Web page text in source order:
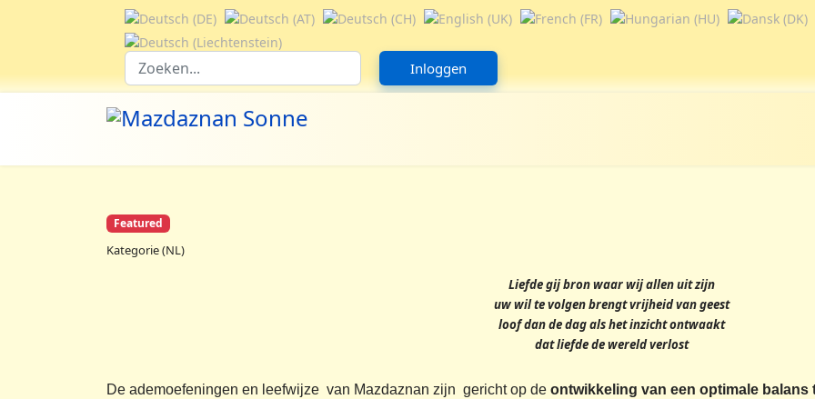
Selecteer de taal
Suchfeld
Inloggen
Featured
Kategorie (NL)
Liefde gij bron waar wij allen uit zijn
uw wil te volgen brengt vrijheid van geest
loof dan de dag als het inzicht ontwaakt
dat liefde de wereld verlost
De ademoefeningen en leefwijze van Mazdaznan zijn gericht op de ontwikkeling van een optimale balans